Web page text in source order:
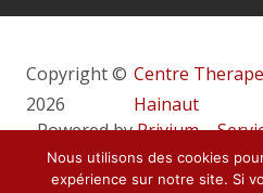
Copyright ©
2026
Centre
Hainaut
Powered byPrivium –
psychothérapeutes et
Nous utilisons des cookies
expérience sur notre site. Si